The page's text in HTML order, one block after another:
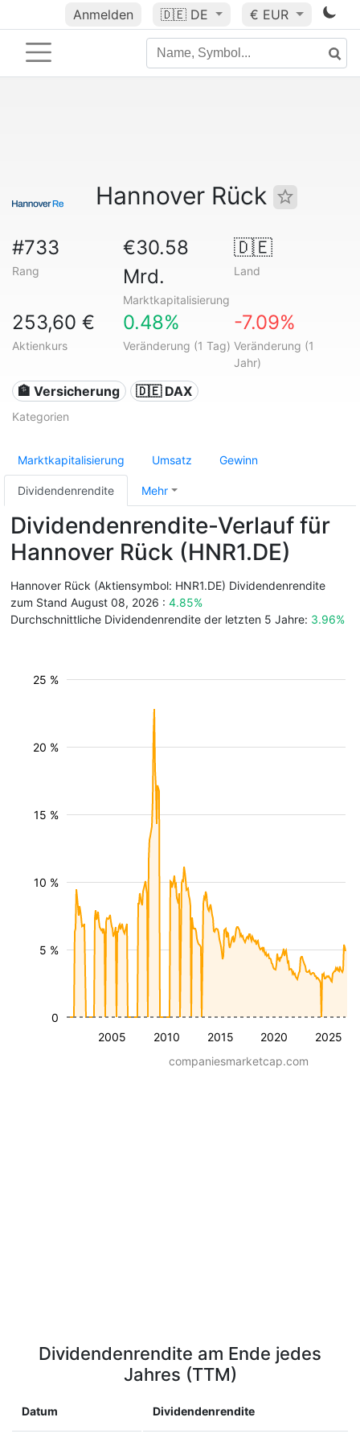
Anmelden 🇩🇪 DE € EUR
Hannover Rück
#733
Rang
€30.58
Mrd.
Marktkapitalisierung
🇩🇪
Land
253,60 €
Aktienkurs
0.48%
Veränderung (1 Tag)
-7.09%
Veränderung (1
Jahr)
🏦 Versicherung 🇩🇪 DAX
Kategorien
Marktkapitalisierung Umsatz Gewinn
Dividendenrendite Mehr
Dividendenrendite-Verlauf für
Hannover Rück (HNR1.DE)
Hannover Rück (Aktiensymbol: HNR1.DE) Dividendenrendite
zum Stand August 08, 2026 : 4.85%
Durchschnittliche Dividendenrendite der letzten 5 Jahre: 3.96%
2005 2010 2015 2020 2025
5 %
10 %
15 %
20 %
25 %
0
companiesmarketcap.com
Dividendenrendite am Ende jedes
Jahres (TTM)
Datum Dividendenrendite